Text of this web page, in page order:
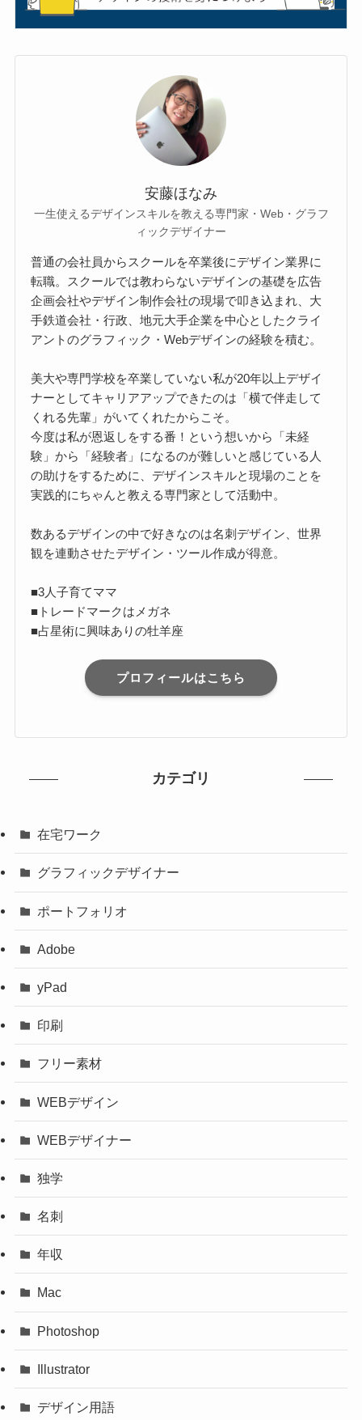
安藤ほなみ
一生使えるデザインスキルを教える専門家・Web・グラフ
ィックデザイナー
普通の会社員からスクールを卒業後にデザイン業界に
転職。スクールでは教わらないデザインの基礎を広告
企画会社やデザイン制作会社の現場で叩き込まれ、大
手鉄道会社・行政、地元大手企業を中心としたクライ
アントのグラフィック・Webデザインの経験を積む。
美大や専門学校を卒業していない私が20年以上デザイ
ナーとしてキャリアアップできたのは「横で伴走して
くれる先輩」がいてくれたからこそ。
今度は私が恩返しをする番！という想いから「未経
験」から「経験者」になるのが難しいと感じている人
の助けをするために、デザインスキルと現場のことを
実践的にちゃんと教える専門家として活動中。
数あるデザインの中で好きなのは名刺デザイン、世界
観を連動させたデザイン・ツール作成が得意。
■3人子育てママ
■トレードマークはメガネ
■占星術に興味ありの牡羊座
プロフィールはこちら
カテゴリ
在宅ワーク
グラフィックデザイナー
ポートフォリオ
Adobe
yPad
印刷
フリー素材
WEBデザイン
WEBデザイナー
独学
名刺
年収
Mac
Photoshop
Illustrator
デザイン用語